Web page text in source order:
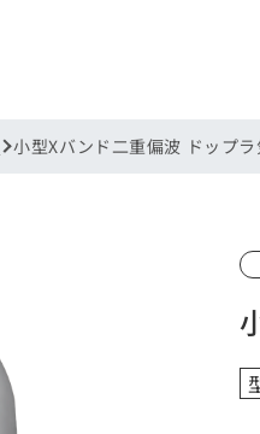
小型Xバンド二重偏波 ドップ